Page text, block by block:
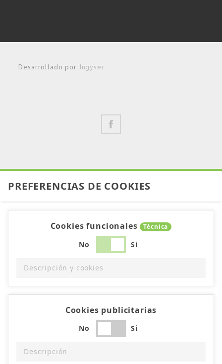
Desarrollado por Ingyser
PREFERENCIAS DE COOKIES
Cookies funcionales Técnica
No Si
Descripción y cookies
Cookies publicitarias
No Si
Descripción